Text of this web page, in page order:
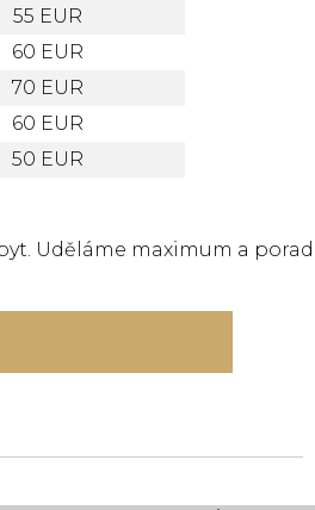
55 EUR
60 EUR
70 EUR
60 EUR
50 EUR
Uděláme maximum a